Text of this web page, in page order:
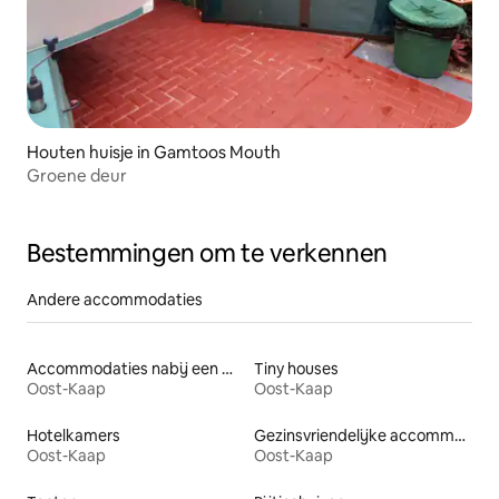
Houten huisje in Gamtoos Mouth
Groene deur
Bestemmingen om te verkennen
Andere accommodaties
Accommodaties nabij een meer
Oost-Kaap
Tiny houses
Oost-Kaap
Hotelkamers
Oost-Kaap
Gezinsvriendelijke accommodaties
Oost-Kaap